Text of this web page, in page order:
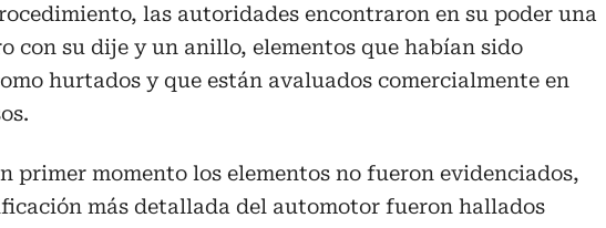
las autoridades encontraron en su poder una
con su dije y un anillo, elementos que habían sido
hurtados y que están avaluados comercialmente en
primer momento los elementos no fueron evidenciados,
más detallada del automotor fueron hallados